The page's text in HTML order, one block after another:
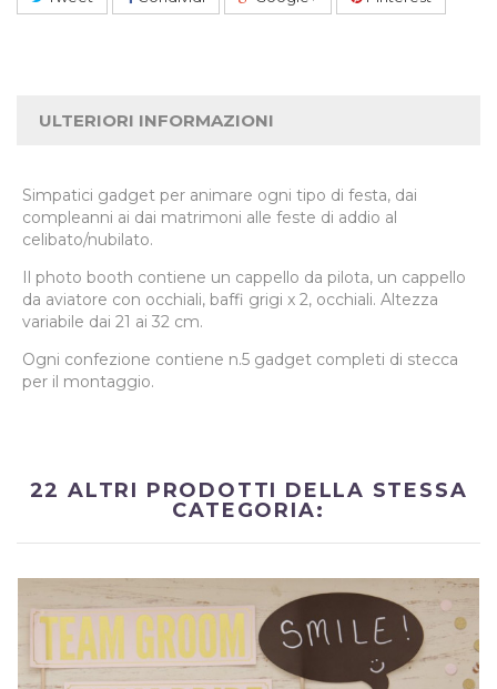
ULTERIORI INFORMAZIONI
Simpatici gadget per animare ogni tipo di festa, dai
compleanni ai dai matrimoni alle feste di addio al
celibato/nubilato.
Il photo booth contiene un cappello da pilota, un cappello
da aviatore con occhiali, baffi grigi x 2, occhiali. Altezza
variabile dai 21 ai 32 cm.
Ogni confezione contiene n.5 gadget completi di stecca
per il montaggio.
22 ALTRI PRODOTTI DELLA STESSA
CATEGORIA: